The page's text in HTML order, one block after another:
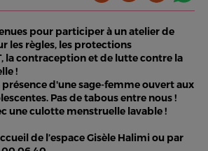
pour participer à un atelier de
les règles, les protections
la contraception et de lutte contre la
!
d'une sage-femme ouvert aux
Pas de tabous entre nous !
une culotte menstruelle lavable !
de l’espace Gisèle Halimi ou par